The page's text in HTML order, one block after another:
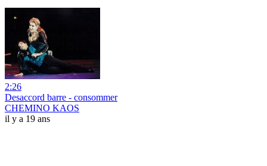
2:26
Desaccord barre - consommer
CHEMINO KAOS
il y a 19 ans